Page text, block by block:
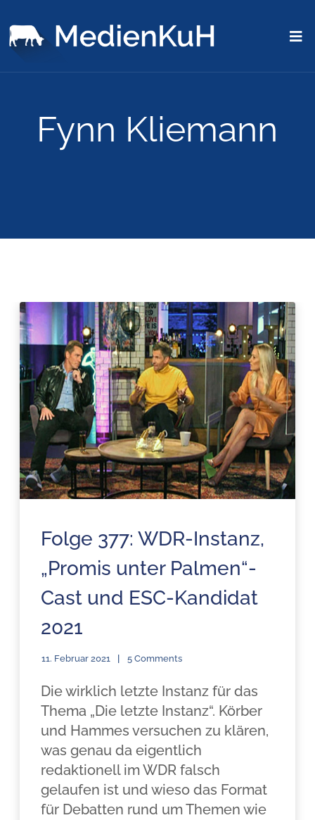
Fynn Kliemann
Folge 377: WDR-Instanz,
„Promis unter Palmen“-
Cast und ESC-Kandidat
2021
11. Februar 2021 5 Comments
Die wirklich letzte Instanz für das
Thema „Die letzte Instanz“. Körber
und Hammes versuchen zu klären,
was genau da eigentlich
redaktionell im WDR falsch
gelaufen ist und wieso das Format
für Debatten rund um Themen wie